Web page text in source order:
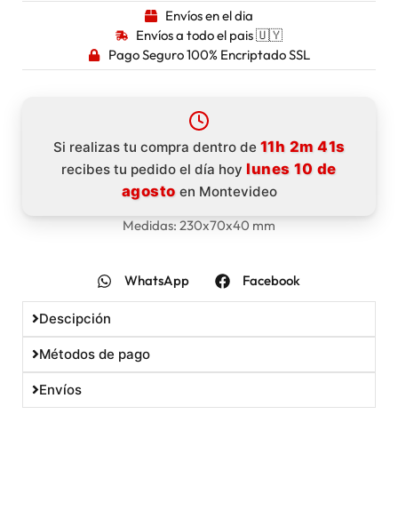
Envíos en el dia
Envíos a todo el pais 🇺🇾
Pago Seguro 100% Encriptado SSL
Si realizas tu compra dentro de 11h 2m 41s
recibes tu pedido el día hoy lunes 10 de
agosto en Montevideo
Medidas: 230x70x40 mm
WhatsApp Facebook
Descipción
Métodos de pago
Envíos